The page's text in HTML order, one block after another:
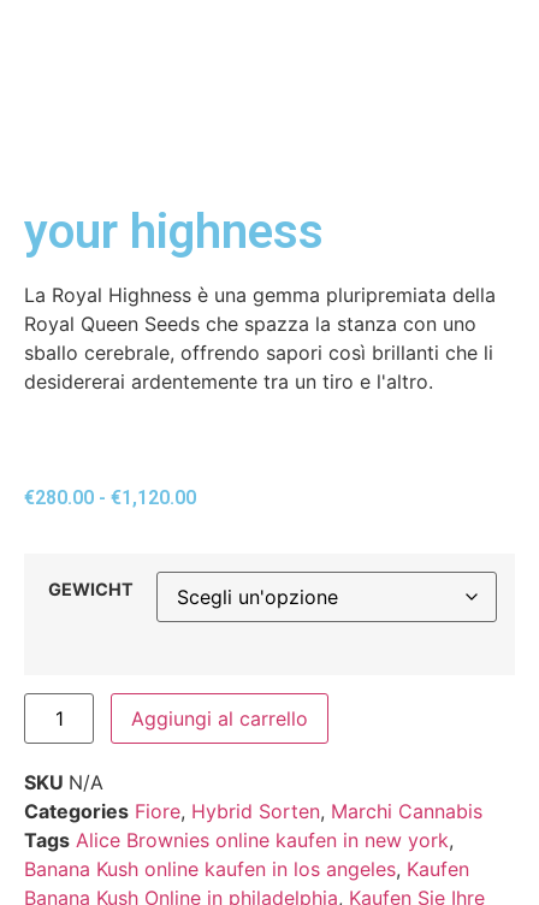
your highness
La Royal Highness è una gemma pluripremiata della
Royal Queen Seeds che spazza la stanza con uno
sballo cerebrale, offrendo sapori così brillanti che li
desidererai ardentemente tra un tiro e l'altro.
€280.00 - €1,120.00
GEWICHT
Aggiungi al carrello
SKU N/A
Categories Fiore, Hybrid Sorten, Marchi Cannabis
Tags Alice Brownies online kaufen in new york,
Banana Kush online kaufen in los angeles, Kaufen
Banana Kush Online in philadelphia, Kaufen Sie Ihre